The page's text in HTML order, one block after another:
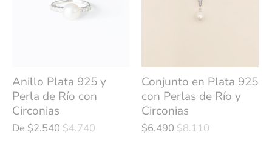
Anillo Plata 925 y
Perla de Río con
Circonias
De $2.540 $4.740
Conjunto en Plata 925
con Perlas de Río y
Circonias
$6.490 $8.110